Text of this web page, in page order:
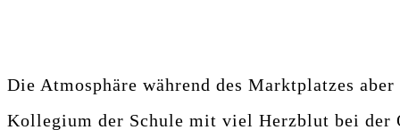
Die Atmosphäre während des Marktplatzes
Kollegium der Schule mit viel Herzblut bei der